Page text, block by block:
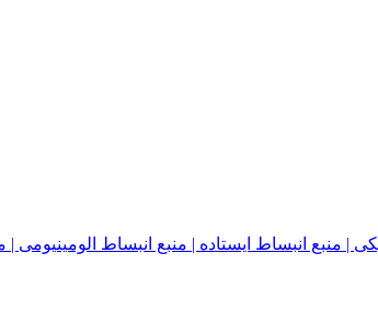
انبساط ایستاده | منبع انبساط الومینیومی | منبع